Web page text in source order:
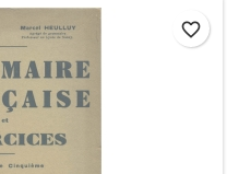
favorite_border